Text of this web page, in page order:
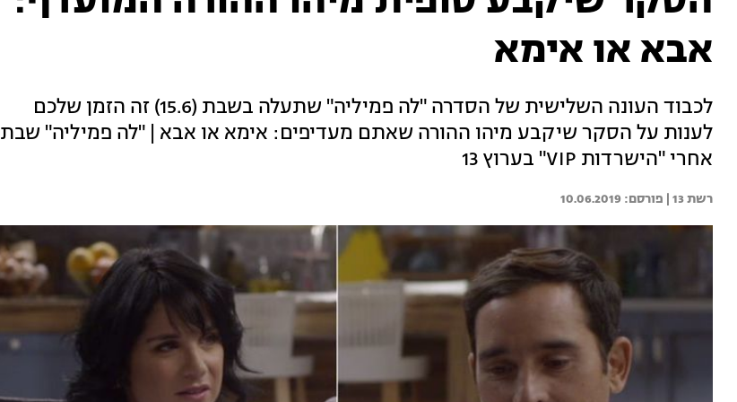
אבא או אימא
לכבוד העונה השלישית של הסדרה "לה פמיליה" שתעלה בשבת (15.6) זה הזמן שלכם
לענות על הסקר שיקבע מיהו ההורה שאתם מעדיפים: אימא או אבא | "לה פמיליה" שבת
אחרי "הישרדות VIP" בערוץ 13
רשת 13 | 10.06.2019